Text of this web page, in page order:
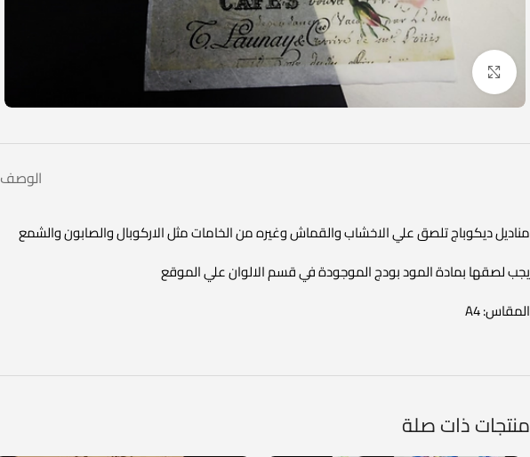
الوصف
مناديل ديكوباج تلصق علي الاخشاب والقماش وغيره من الخامات مثل الاركوبال والصابون والشمع
يجب لصقها بمادة المود بودج الموجودة في قسم الالوان علي الموقع
المقاس: A4
منتجات ذات صلة